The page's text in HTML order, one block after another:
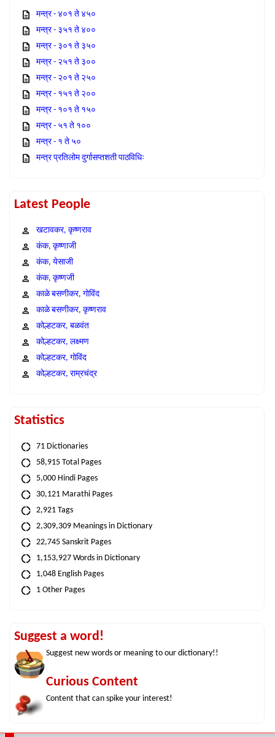
मन्त्र - ४०१ ते ४५०
मन्त्र - ३५१ ते ४००
मन्त्र - ३०१ ते ३५०
मन्त्र - २५१ ते ३००
मन्त्र - २०१ ते २५०
मन्त्र - १५१ ते २००
मन्त्र - १०१ ते १५०
मन्त्र - ५१ ते १००
मन्त्र - १ ते ५०
मन्त्र प्रतिलोम दुर्गासप्तशती पाठविधिः
Latest People
खटावकर, कृष्णराव
कंक, कृष्णाजी
कंक, येसाजी
कंक, कृष्णजी
काळे बसणीकर, गोविंद
काळे बसणीकर, कृष्णराव
कोल्हटकर, बळवंत
कोल्हटकर, लक्ष्मण
कोल्हटकर, गोविंद
कोल्हटकर, राम्रचंद्र
Statistics
71 Dictionaries
58,915 Total Pages
5,000 Hindi Pages
30,121 Marathi Pages
2,921 Tags
2,309,309 Meanings in Dictionary
22,745 Sanskrit Pages
1,153,927 Words in Dictionary
1,048 English Pages
1 Other Pages
Suggest a word!
Suggest new words or meaning to our dictionary!!
Curious Content
Content that can spike your interest!